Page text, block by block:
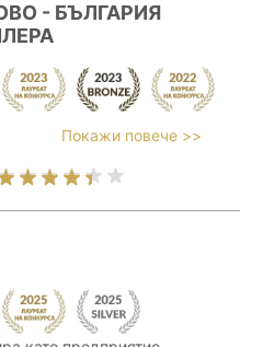
- БЪЛГАРИЯ
Покажи повече >>